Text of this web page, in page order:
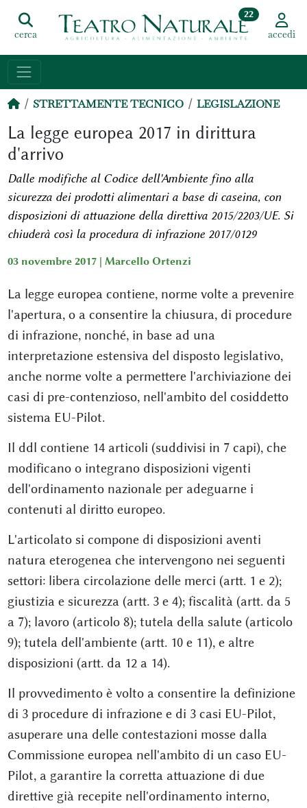
cerca
22
accedi
STRETTAMENTE TECNICO LEGISLAZIONE
La legge europea 2017 in dirittura
d'arrivo
Dalle modifiche al Codice dell'Ambiente fino alla
sicurezza dei prodotti alimentari a base di caseina, con
disposizioni di attuazione della direttiva 2015/2203/UE. Si
chiuderà così la procedura di infrazione 2017/0129
03 novembre 2017 | Marcello Ortenzi
La legge europea contiene, norme volte a prevenire
l'apertura, o a consentire la chiusura, di procedure
di infrazione, nonché, in base ad una
interpretazione estensiva del disposto legislativo,
anche norme volte a permettere l'archiviazione dei
casi di pre-contenzioso, nell'ambito del cosiddetto
sistema EU-Pilot.
Il ddl contiene 14 articoli (suddivisi in 7 capi), che
modificano o integrano disposizioni vigenti
dell'ordinamento nazionale per adeguarne i
contenuti al diritto europeo.
L'articolato si compone di disposizioni aventi
natura eterogenea che intervengono nei seguenti
settori: libera circolazione delle merci (artt. 1 e 2);
giustizia e sicurezza (artt. 3 e 4); fiscalità (artt. da 5
a 7); lavoro (articolo 8); tutela della salute (articolo
9); tutela dell'ambiente (artt. 10 e 11), e altre
disposizioni (artt. da 12 a 14).
Il provvedimento è volto a consentire la definizione
di 3 procedure di infrazione e di 3 casi EU-Pilot,
asuperare una delle contestazioni mosse dalla
Commissione europea nell'ambito di un caso EU-
Pilot, a garantire la corretta attuazione di due
direttive già recepite nell'ordinamento interno,